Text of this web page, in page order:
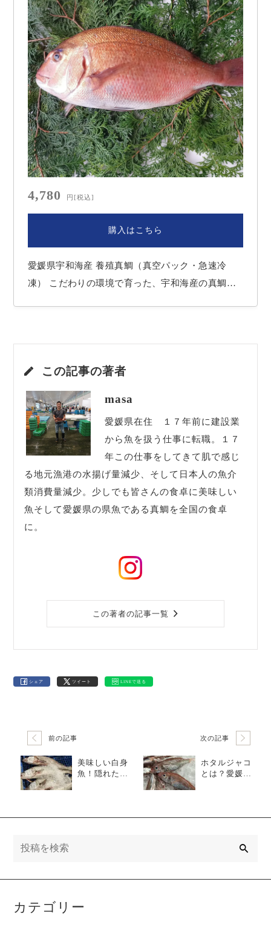
4,780 円[税込]
購入はこちら
愛媛県宇和海産 養殖真鯛（真空パック・急速冷
凍） こだわりの環境で育った、宇和海産の真鯛
スト…この記事の著者
masa
愛媛県在住 １７年前に建設業
から魚を扱う仕事に転職。１７
年この仕事をしてきて肌で感じ
る地元漁港の水揚げ量減少、そして日本人の魚介
類消費量減少。少しでも皆さんの食卓に美味しい
魚そして愛媛県の県魚である真鯛を全国の食卓
に。
この著者の記事一覧
シェア ツイート LINEで送る
前の記事
美味しい白身
魚！隠れた逸
次の記事
ホタルジャコ
とは？愛媛県
カテゴリー